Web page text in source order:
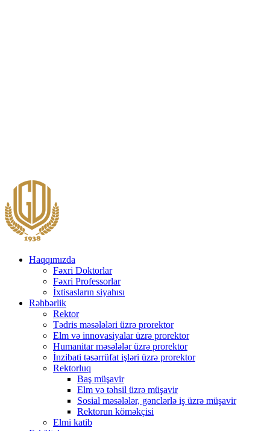
Haqqımızda
Fəxri Doktorlar
Fəxri Professorlar
İxtisasların siyahısı
Rəhbərlik
Rektor
Tədris məsələləri üzrə prorektor
Elm və innovasiyalar üzrə prorektor
Humanitar məsələlər üzrə prorektor
İnzibati təsərrüfat işləri üzrə prorektor
Rektorluq
Baş müşavir
Elm və təhsil üzrə müşavir
Sosial məsələlər, gənclərlə iş üzrə müşavir
Rektorun köməkçisi
Elmi katib